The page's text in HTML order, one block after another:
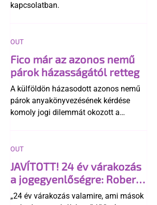
kapcsolatban.
Fico már az azonos nemű
párok házasságától retteg
A külföldön házasodott azonos nemű
párok anyakönyvezésének kérdése
komoly jogi dilemmát okozott a
egyértelműen tiltja a házasságuk
elismerését. Közben az ellenzéken belül
is vita robbant ki arról, hogy vissza
kellene-e vonni a kormány konzervatív
alkotmánymódosítását
OUT
JAVÍTOTT! 24 év várakozás
a jogegyenlőségre: Robert
Biedroń megindító üzenete
„24 év várakozás valamire, ami mások
OUT